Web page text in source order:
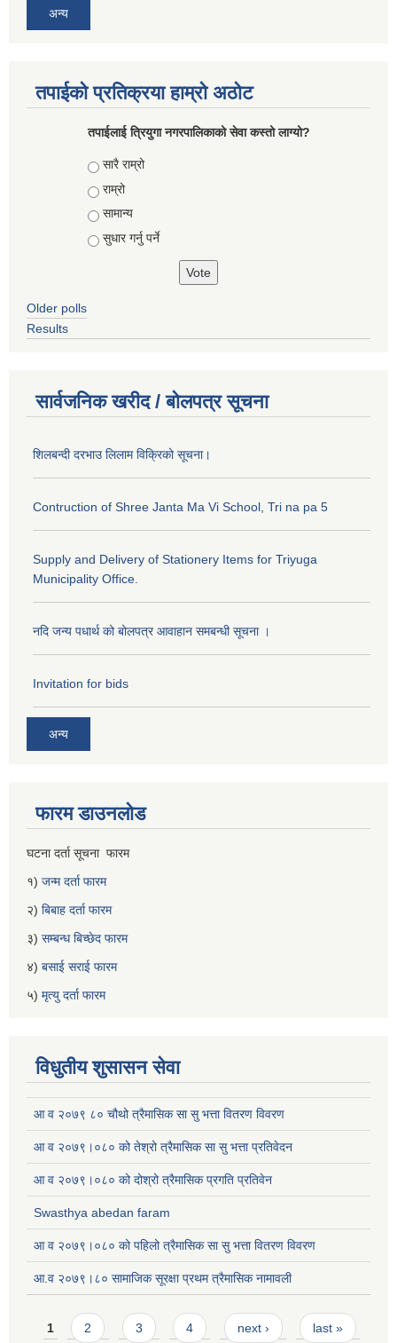
अन्य
तपाईको प्रतिक्रया हाम्रो अठोट
तपाईलाई त्रियुगा नगरपालिकाको सेवा कस्तो लाग्यो?
Choices
सारै राम्रो
राम्रो
सामान्य
सुधार गर्नु पर्ने
Older polls
Results
सार्वजनिक खरीद / बोलपत्र सूचना
शिलबन्दी दरभाउ लिलाम विक्रिको सूचना।
Contruction of Shree Janta Ma Vi School, Tri na pa 5
Supply and Delivery of Stationery Items for Triyuga
Municipality Office.
नदि जन्य पधार्थ को बोलपत्र आवाहान समबन्धी सूचना ।
Invitation for bids
अन्य
फारम डाउनलोड
घटना दर्ता सूचना फारम
१) जन्म दर्ता फारम
२) बिबाह दर्ता फारम
३) सम्बन्ध बिच्छेद फारम
४) बसाई सराई फारम
५) मृत्यु दर्ता फारम
विधुतीय शुसासन सेवा
आ व २०७९ ८० चौथो त्रैमासिक सा सु भत्ता वितरण विवरण
आ व २०७९।०८० को तेश्रो त्रैमासिक सा सु भत्ता प्रतिवेदन
आ व २०७९।०८० को दोश्रो त्रैमासिक प्रगति प्रतिवेन
Swasthya abedan faram
आ व २०७९।०८० को पहिलो त्रैमासिक सा सु भत्ता वितरण विवरण
आ.व २०७९।८० सामाजिक सूरक्षा प्रथम त्रैमासिक नामावली
Pages
1 2 3 4 next › last »